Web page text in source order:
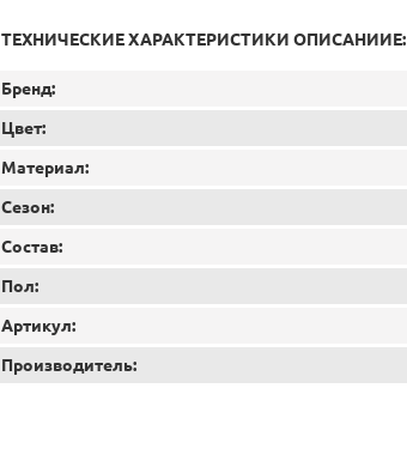
ТЕХНИЧЕСКИЕ ХАРАКТЕРИСТИКИ ОПИСАНИИЕ:
Бренд:
Цвет:
Материал:
Сезон:
Состав:
Пол:
Артикул:
Производитель: